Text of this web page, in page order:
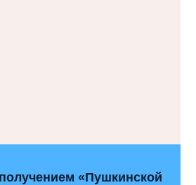
«Пушкинской